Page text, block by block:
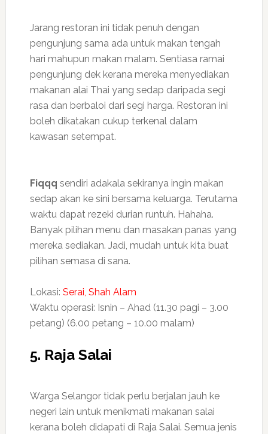
Jarang restoran ini tidak penuh dengan
pengunjung sama ada untuk makan tengah
hari mahupun makan malam. Sentiasa ramai
pengunjung dek kerana mereka menyediakan
makanan alai Thai yang sedap daripada segi
rasa dan berbaloi dari segi harga. Restoran ini
boleh dikatakan cukup terkenal dalam
kawasan setempat.
Fiqqq sendiri adakala sekiranya ingin makan
sedap akan ke sini bersama keluarga. Terutama
waktu dapat rezeki durian runtuh. Hahaha.
Banyak pilihan menu dan masakan panas yang
mereka sediakan. Jadi, mudah untuk kita buat
pilihan semasa di sana.
Lokasi: Serai, Shah Alam
Waktu operasi: Isnin – Ahad (11.30 pagi – 3.00
petang) (6.00 petang – 10.00 malam)
5. Raja Salai
Warga Selangor tidak perlu berjalan jauh ke
negeri lain untuk menikmati makanan salai
kerana boleh didapati di Raja Salai. Semua jenis